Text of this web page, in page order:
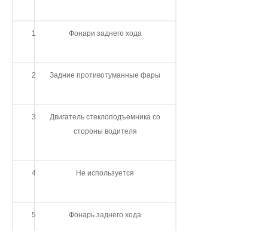
1 Фонари заднего хода
2 Задние противотуманные фары
3
Двигатель стеклоподъемника со
стороны водителя
4 Не используется
5 Фонарь заднего хода